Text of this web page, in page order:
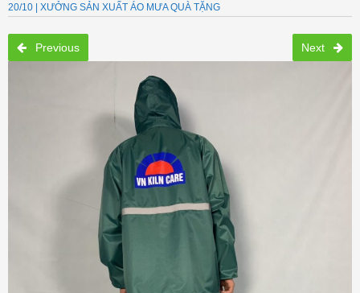
20/10 | XƯỞNG SẢN XUẤT ÁO MƯA QUÀ TẶNG
Previous Next